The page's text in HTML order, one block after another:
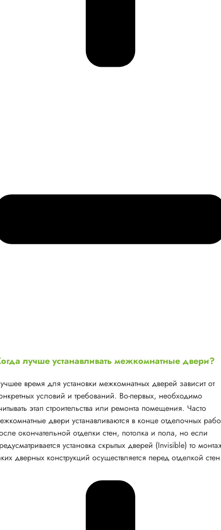
лучше устанавливать межкомнатные двери?
время для установки межкомнатных дверей зависит от
условий и требований. Во-первых, необходимо
этап строительства или ремонта помещения. Часто
двери устанавливаются в конце отделочных
окончательной отделки стен, потолка и пола, но если
установка скрытых дверей (Invisible) то
дверных конструкций осуществляется перед отделкой